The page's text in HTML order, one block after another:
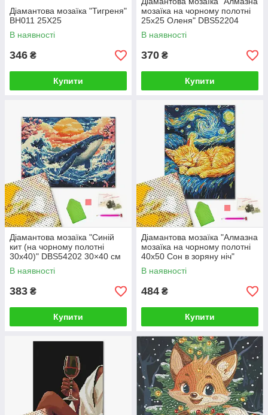
Діамантова мозаїка "Тигреня"
BH011 25X25
В наявності
346 ₴
Купити
мозаїка на чорному полотні
25х25 Оленя" DBS52204
25X25
В наявності
370 ₴
Купити
Діамантова мозаїка "Синій
кит (на чорному полотні
30х40)" DBS54202 30×40 см
В наявності
383 ₴
Купити
Діамантова мозаїка "Алмазна
мозаїка на чорному полотні
40х50 Сон в зоряну ніч"
DBS54018 40×50 см
В наявності
484 ₴
Купити